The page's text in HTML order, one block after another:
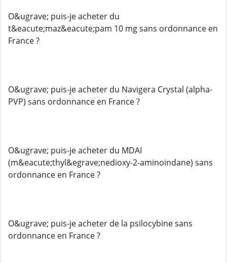
O&ugrave; puis-je acheter du
t&eacute;maz&eacute;pam 10 mg sans ordonnance en
France ?
O&ugrave; puis-je acheter du Navigera Crystal (alpha-
PVP) sans ordonnance en France ?
O&ugrave; puis-je acheter du MDAI
(m&eacute;thyl&egrave;nedioxy-2-aminoindane) sans
ordonnance en France ?
O&ugrave; puis-je acheter de la psilocybine sans
ordonnance en France ?